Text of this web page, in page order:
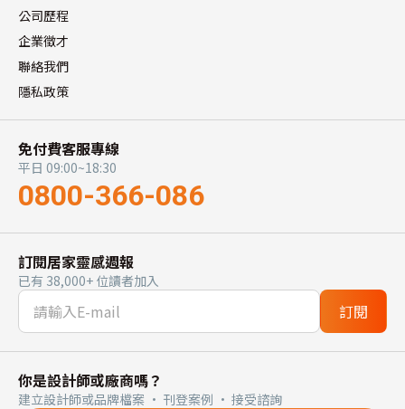
公司歷程
企業徵才
聯絡我們
隱私政策
免付費客服專線
平日 09:00~18:30
0800-366-086
訂閱居家靈感週報
已有 38,000+ 位讀者加入
訂閱
你是設計師或廠商嗎？
建立設計師或品牌檔案 · 刊登案例 · 接受諮詢